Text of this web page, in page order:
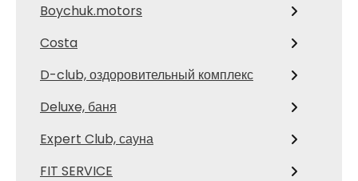
Boychuk.motors
Costa
D-club, оздоровительный комплекс
Deluxe, баня
Expert Club, сауна
FIT SERVICE